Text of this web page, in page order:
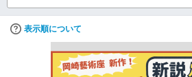
表示順について